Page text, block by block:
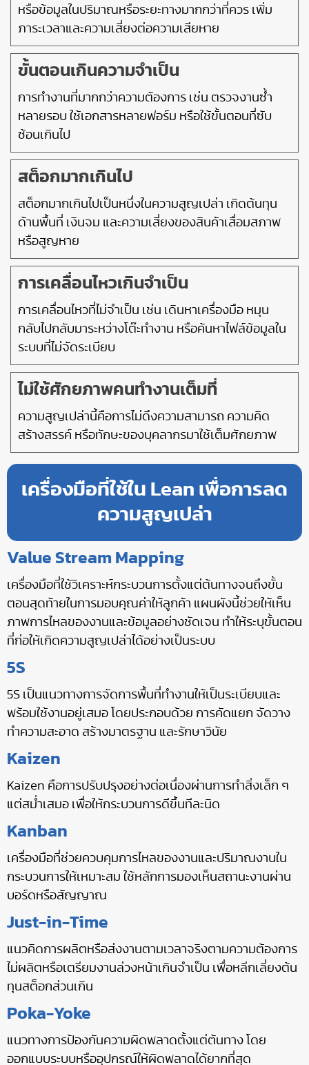
หรือข้อมูลในปริมาณหรือระยะทางมากกว่าที่ควร เพิ่ม
ภาระเวลาและความเสี่ยงต่อความเสียหาย
ขั้นตอนเกินความจำเป็น
การทำงานที่มากกว่าความต้องการ เช่น ตรวจงานซ้ำ
หลายรอบ ใช้เอกสารหลายฟอร์ม หรือใช้ขั้นตอนที่ซับ
ซ้อนเกินไป
สต็อกมากเกินไป
สต็อกมากเกินไปเป็นหนึ่งในความสูญเปล่า เกิดต้นทุน
ด้านพื้นที่ เงินจม และความเสี่ยงของสินค้าเสื่อมสภาพ
หรือสูญหาย
การเคลื่อนไหวเกินจำเป็น
การเคลื่อนไหวที่ไม่จำเป็น เช่น เดินหาเครื่องมือ หมุน
กลับไปกลับมาระหว่างโต๊ะทำงาน หรือค้นหาไฟล์ข้อมูลใน
ระบบที่ไม่จัดระเบียบ
ไม่ใช้ศักยภาพคนทำงานเต็มที่
ความสูญเปล่านี้คือการไม่ดึงความสามารถ ความคิด
สร้างสรรค์ หรือทักษะของบุคลากรมาใช้เต็มศักยภาพ
เครื่องมือที่ใช้ใน Lean เพื่อการลด
ความสูญเปล่า
Value Stream Mapping
เครื่องมือที่ใช้วิเคราะห์กระบวนการตั้งแต่ต้นทางจนถึงขั้น
ตอนสุดท้ายในการมอบคุณค่าให้ลูกค้า แผนผังนี้ช่วยให้เห็น
ภาพการไหลของงานและข้อมูลอย่างชัดเจน ทำให้ระบุขั้นตอน
ที่ก่อให้เกิดความสูญเปล่าได้อย่างเป็นระบบ
5S
5S เป็นแนวทางการจัดการพื้นที่ทำงานให้เป็นระเบียบและ
พร้อมใช้งานอยู่เสมอ โดยประกอบด้วย การคัดแยก จัดวาง
ทำความสะอาด สร้างมาตรฐาน และรักษาวินัย
Kaizen
Kaizen คือการปรับปรุงอย่างต่อเนื่องผ่านการทำสิ่งเล็ก ๆ
แต่สม่ำเสมอ เพื่อให้กระบวนการดีขึ้นทีละนิด
Kanban
เครื่องมือที่ช่วยควบคุมการไหลของงานและปริมาณงานใน
กระบวนการให้เหมาะสม ใช้หลักการมองเห็นสถานะงานผ่าน
บอร์ดหรือสัญญาณ
Just-in-Time
แนวคิดการผลิตหรือส่งงานตามเวลาจริงตามความต้องการ
ไม่ผลิตหรือเตรียมงานล่วงหน้าเกินจำเป็น เพื่อหลีกเลี่ยงต้น
ทุนสต็อกส่วนเกิน
Poka-Yoke
แนวทางการป้องกันความผิดพลาดตั้งแต่ต้นทาง โดย
ออกแบบระบบหรืออุปกรณ์ให้ผิดพลาดได้ยากที่สุด